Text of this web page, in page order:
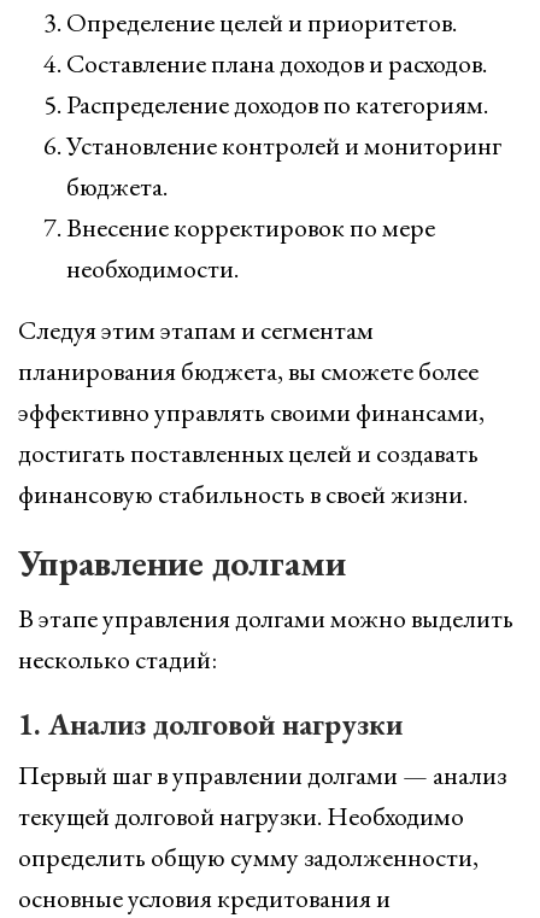
Определение целей и приоритетов.
Составление плана доходов и расходов.
Распределение доходов по категориям.
Установление контролей и мониторинг
бюджета.
Внесение корректировок по мере
необходимости.
Следуя этим этапам и сегментам
планирования бюджета, вы сможете более
эффективно управлять своими финансами,
достигать поставленных целей и создавать
финансовую стабильность в своей жизни.
Управление долгами
В этапе управления долгами можно выделить
несколько стадий:
1. Анализ долговой нагрузки
Первый шаг в управлении долгами — анализ
текущей долговой нагрузки. Необходимо
определить общую сумму задолженности,
основные условия кредитования и